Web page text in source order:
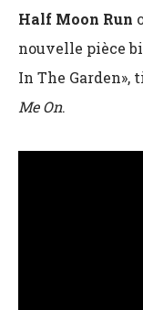
Half Moon Run
nouvelle pièce
In The Garden»,
Me On.